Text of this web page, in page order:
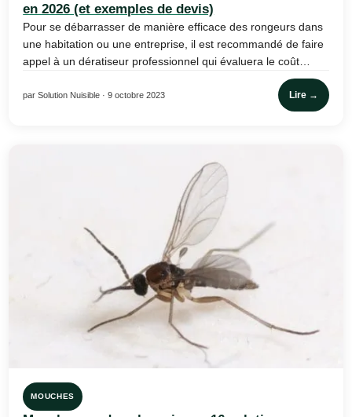
en 2026 (et exemples de devis)
Pour se débarrasser de manière efficace des rongeurs dans
une habitation ou une entreprise, il est recommandé de faire
appel à un dératiseur professionnel qui évaluera le coût…
par Solution Nuisible · 9 octobre 2023 Lire →
MOUCHES